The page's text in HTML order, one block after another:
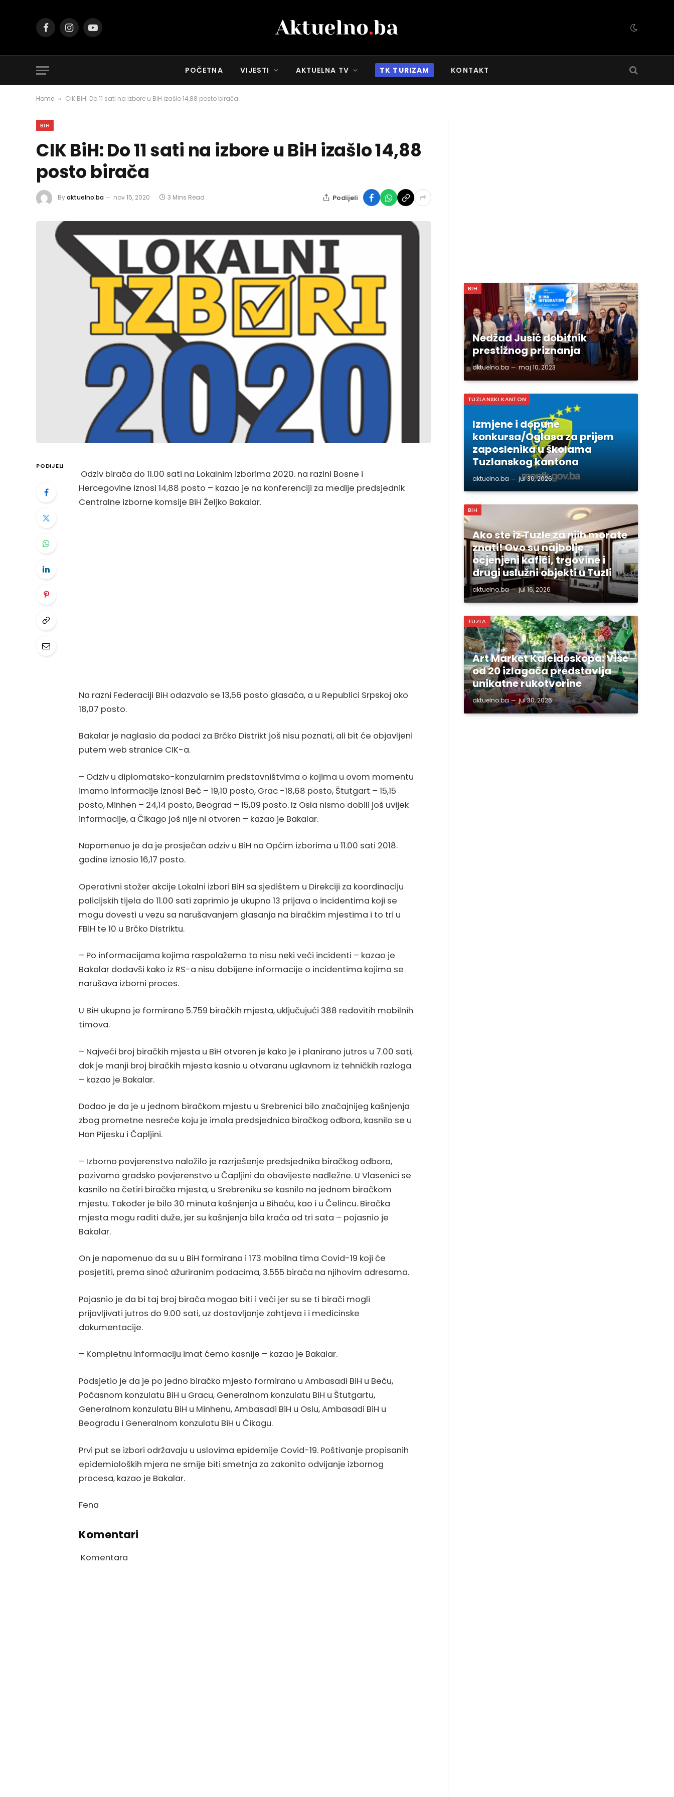
FacebookInstagramYouTube
POČETNA VIJESTI AKTUELNA TV TK TURIZAM KONTAKT
Home » CIK BiH: Do 11 sati na izbore u BiH izašlo 14,88 posto birača
BIH
CIK BiH: Do 11 sati na izbore u BiH izašlo 14,88
posto birača
Byaktuelno.ba nov 15, 2020 3 Mins Read Podijeli
PODIJELI
Odziv birača do 11.00 sati na Lokalnim izborima 2020. na razini Bosne i
Hercegovine iznosi 14,88 posto – kazao je na konferenciji za medije predsjednik
Centralne izborne komsije BiH Željko Bakalar.
Na razni Federaciji BiH odazvalo se 13,56 posto glasača, a u Republici Srpskoj oko
18,07 posto.
Bakalar je naglasio da podaci za Brčko Distrikt još nisu poznati, ali bit će objavljeni
putem web stranice CIK-a.
– Odziv u diplomatsko-konzularnim predstavništvima o kojima u ovom momentu
imamo informacije iznosi Beč – 19,10 posto, Grac -18,68 posto, Štutgart – 15,15
posto, Minhen – 24,14 posto, Beograd – 15,09 posto. Iz Osla nismo dobili još uvijek
informacije, a Čikago još nije ni otvoren – kazao je Bakalar.
Napomenuo je da je prosječan odziv u BiH na Općim izborima u 11.00 sati 2018.
godine iznosio 16,17 posto.
Operativni stožer akcije Lokalni izbori BiH sa sjedištem u Direkciji za koordinaciju
policijskih tijela do 11.00 sati zaprimio je ukupno 13 prijava o incidentima koji se
mogu dovesti u vezu sa narušavanjem glasanja na biračkim mjestima i to tri u
FBiH te 10 u Brčko Distriktu.
– Po informacijama kojima raspolažemo to nisu neki veći incidenti – kazao je
Bakalar dodavši kako iz RS-a nisu dobijene informacije o incidentima kojima se
narušava izborni proces.
U BiH ukupno je formirano 5.759 biračkih mjesta, uključujući 388 redovitih mobilnih
timova.
– Najveći broj biračkih mjesta u BiH otvoren je kako je i planirano jutros u 7.00 sati,
dok je manji broj biračkih mjesta kasnio u otvaranu uglavnom iz tehničkih razloga
– kazao je Bakalar.
Dodao je da je u jednom biračkom mjestu u Srebrenici bilo značajnijeg kašnjenja
zbog prometne nesreće koju je imala predsjednica biračkog odbora, kasnilo se u
Han Pijesku i Čapljini.
– Izborno povjerenstvo naložilo je razrješenje predsjednika biračkog odbora,
pozivamo gradsko povjerenstvo u Čapljini da obavijeste nadležne. U Vlasenici se
kasnilo na četiri biračka mjesta, u Srebreniku se kasnilo na jednom biračkom
mjestu. Također je bilo 30 minuta kašnjenja u Bihaću, kao i u Čelincu. Biračka
mjesta mogu raditi duže, jer su kašnjenja bila kraća od tri sata – pojasnio je
Bakalar.
On je napomenuo da su u BiH formirana i 173 mobilna tima Covid-19 koji će
posjetiti, prema sinoć ažuriranim podacima, 3.555 birača na njihovim adresama.
Pojasnio je da bi taj broj birača mogao biti i veći jer su se ti birači mogli
prijavljivati jutros do 9.00 sati, uz dostavljanje zahtjeva i i medicinske
dokumentacije.
– Kompletnu informaciju imat ćemo kasnije – kazao je Bakalar.
Podsjetio je da je po jedno biračko mjesto formirano u Ambasadi BiH u Beču,
Počasnom konzulatu BiH u Gracu, Generalnom konzulatu BiH u Štutgartu,
Generalnom konzulatu BiH u Minhenu, Ambasadi BiH u Oslu, Ambasadi BiH u
Beogradu i Generalnom konzulatu BiH u Čikagu.
Prvi put se izbori održavaju u uslovima epidemije Covid-19. Poštivanje propisanih
epidemioloških mjera ne smije biti smetnja za zakonito odvijanje izbornog
procesa, kazao je Bakalar.
Fena
Komentari
Komentara
BIH
Nedžad Jusić dobitnik
prestižnog priznanja
aktuelno.ba maj 10, 2023
TUZLANSKI KANTON
Izmjene i dopune
konkursa/Oglasa za prijem
zaposlenika u školama
Tuzlanskog kantona
aktuelno.ba jul 30, 2026
BIH
Ako ste iz Tuzle za njih morate
znati! Ovo su najbolje
ocjenjeni kafići, trgovine i
drugi uslužni objekti u Tuzli
aktuelno.ba jul 16, 2026
TUZLA
Art Market Kaleidoskopa: Više
od 20 izlagača predstavlja
unikatne rukotvorine
aktuelno.ba jul 30, 2026